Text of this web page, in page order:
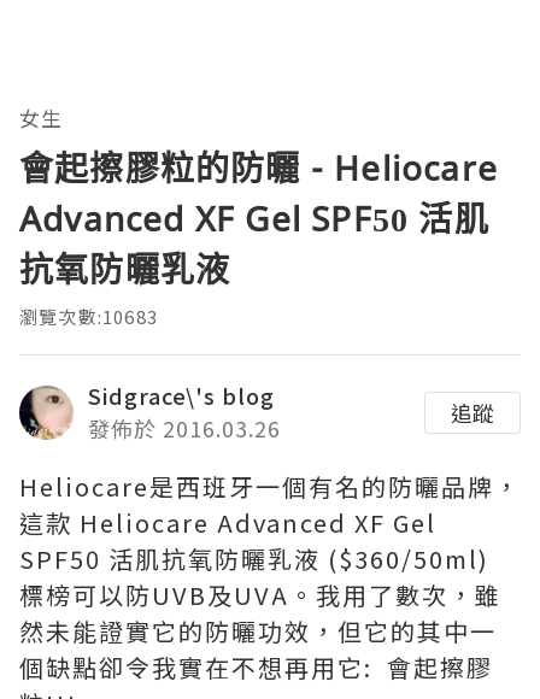
女生
會起擦膠粒的防曬 - Heliocare
Advanced XF Gel SPF50 活肌
抗氧防曬乳液
瀏覽次數:10683
Sidgrace\'s blog
發佈於 2016.03.26
追蹤
Heliocare是西班牙一個有名的防曬品牌，
這款 Heliocare Advanced XF Gel
SPF50 活肌抗氧防曬乳液 ($360/50ml)
標榜可以防UVB及UVA。我用了數次，雖
然未能證實它的防曬功效，但它的其中一
個缺點卻令我實在不想再用它: 會起擦膠